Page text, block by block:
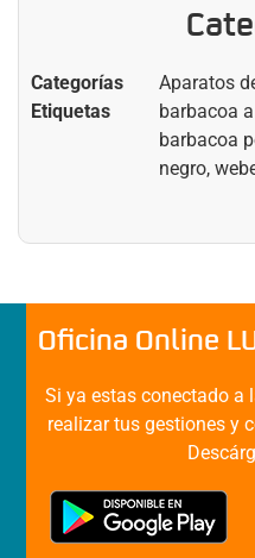
Categorías Aparatos
Etiquetas
barbacoa
barbacoa
negro,
Oficina Online
Si ya estas conectado a
realizar tus gestiones y